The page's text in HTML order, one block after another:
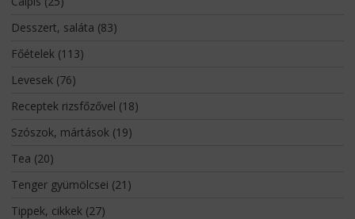
Desszert, saláta (83)
Főételek(113)
Levesek(76)
Receptek rizsfőzővel (18)
Szószok, mártások(19)
Tea (20)
Tenger gyümölcsei (21)
Tippek, cikkek(27)